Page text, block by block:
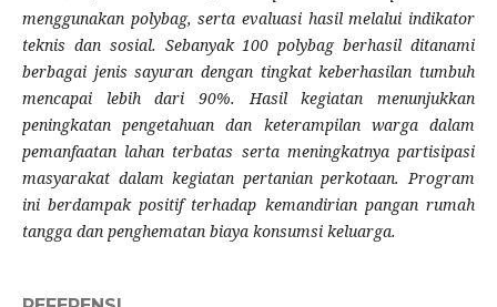
menggunakan polybag, serta evaluasi hasil melalui indikator
teknis dan sosial. Sebanyak 100 polybag berhasil ditanami
berbagai jenis sayuran dengan tingkat keberhasilan tumbuh
mencapai lebih dari 90%. Hasil kegiatan menunjukkan
peningkatan pengetahuan dan keterampilan warga dalam
pemanfaatan lahan terbatas serta meningkatnya partisipasi
masyarakat dalam kegiatan pertanian perkotaan. Program
ini berdampak positif terhadap kemandirian pangan rumah
tangga dan penghematan biaya konsumsi keluarga.